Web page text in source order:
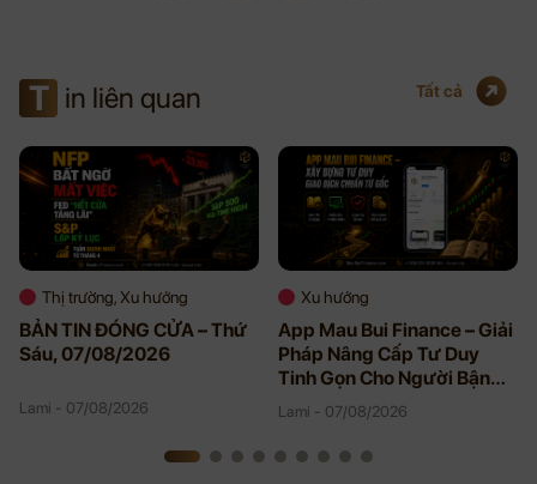
T in liên quan Tất cả
Thị trường, Xu hướng
BẢN TIN ĐÓNG CỬA – Thứ
Sáu, 07/08/2026
Lami - 07/08/2026
Xu hướng
App Mau Bui Finance – Giải
Pháp Nâng Cấp Tư Duy
Tinh Gọn Cho Người Bận
Rộn
Lami - 07/08/2026